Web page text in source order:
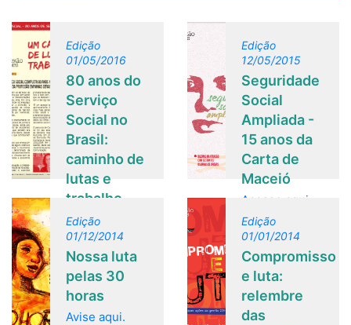
Edição
01/05/2016
80 anos do
Serviço
Social no
Brasil:
caminho de
lutas e
trabalho
Acesse aqui.
Edição
12/05/2015
Seguridade
Social
Ampliada -
15 anos da
Carta de
Maceió
Acesse aqui.
Edição
01/12/2014
Nossa luta
pelas 30
horas
Avise aqui.
Edição
01/01/2014
Compromisso
e luta:
relembre
das